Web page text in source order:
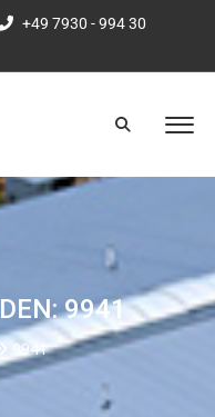
+49 7930 - 994 30
9941
9941